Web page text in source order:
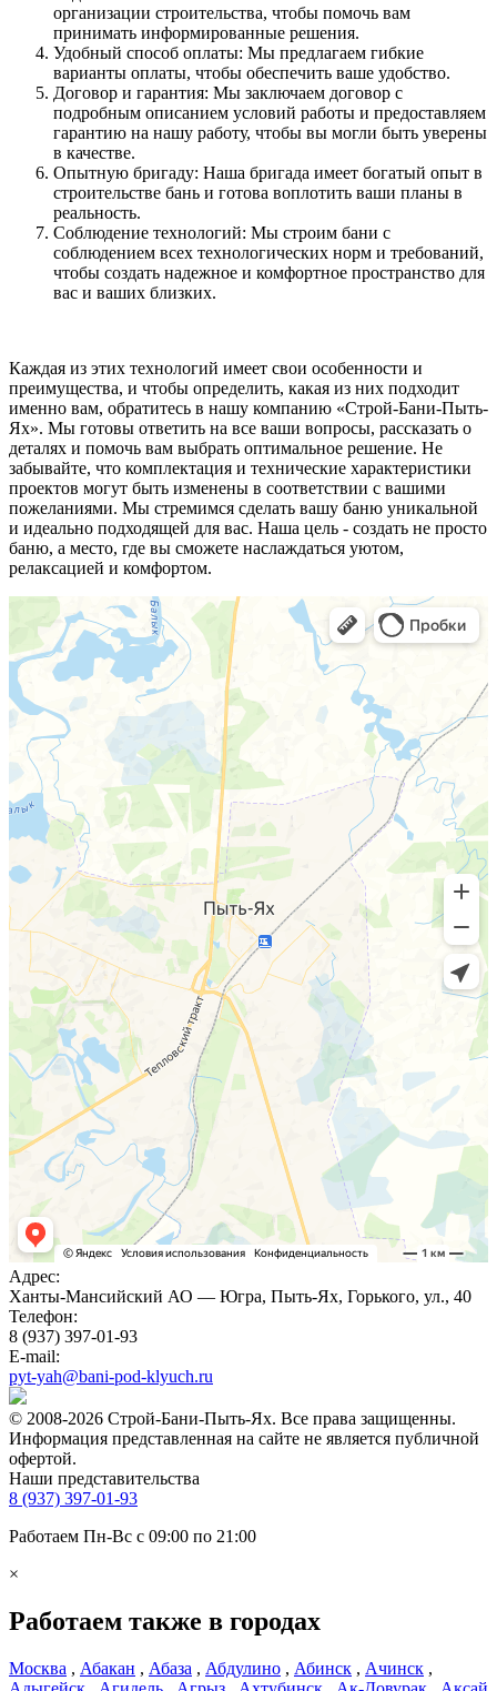
организации строительства, чтобы помочь вам
принимать информированные решения.
Удобный способ оплаты: Мы предлагаем гибкие
варианты оплаты, чтобы обеспечить ваше удобство.
Договор и гарантия: Мы заключаем договор с
подробным описанием условий работы и предоставляем
гарантию на нашу работу, чтобы вы могли быть уверены
в качестве.
Опытную бригаду: Наша бригада имеет богатый опыт в
строительстве бань и готова воплотить ваши планы в
реальность.
Соблюдение технологий: Мы строим бани с
соблюдением всех технологических норм и требований,
чтобы создать надежное и комфортное пространство для
вас и ваших близких.
Каждая из этих технологий имеет свои особенности и
преимущества, и чтобы определить, какая из них подходит
именно вам, обратитесь в нашу компанию «Строй-Бани-Пыть-
Ях». Мы готовы ответить на все ваши вопросы, рассказать о
деталях и помочь вам выбрать оптимальное решение. Не
забывайте, что комплектация и технические характеристики
проектов могут быть изменены в соответствии с вашими
пожеланиями. Мы стремимся сделать вашу баню уникальной
и идеально подходящей для вас. Наша цель - создать не просто
баню, а место, где вы сможете наслаждаться уютом,
релаксацией и комфортом.
Адрес:
Ханты-Мансийский АО — Югра, Пыть-Ях, Горького, ул., 40
Телефон:
8 (937) 397-01-93
E-mail:
pyt-yah@bani-pod-klyuch.ru
© 2008-2026 Строй-Бани-Пыть-Ях. Все права защищенны.
Информация представленная на сайте не является публичной
офертой.
Наши представительства
8 (937) 397-01-93
Работаем Пн-Вс с 09:00 по 21:00
×
Работаем также в городах
Москва , Абакан , Абаза , Абдулино , Абинск , Ачинск ,